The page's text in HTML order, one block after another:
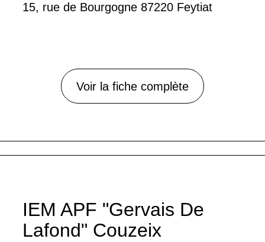
15, rue de Bourgogne 87220 Feytiat
Voir la fiche complète
IEM APF "Gervais De
Lafond" Couzeix